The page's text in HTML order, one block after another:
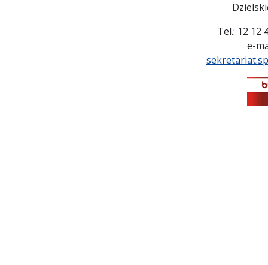
Tel.: 12 12
e-